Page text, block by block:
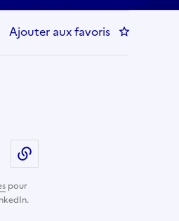
Ajouter aux favoris : CHEF DU
pour
(anciennement Twitter) -
sur LinkedIn
Partager par email